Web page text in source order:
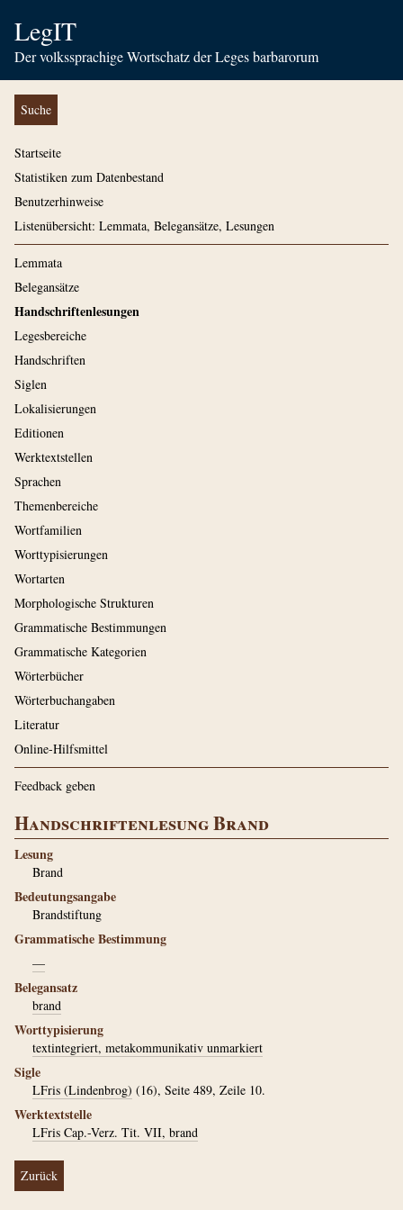
LegIT
Der volkssprachige Wortschatz der Leges barbarorum
Suche
Startseite
Statistiken zum Datenbestand
Benutzerhinweise
Listenübersicht: Lemmata, Belegansätze, Lesungen
Lemmata
Belegansätze
Handschriftenlesungen
Legesbereiche
Handschriften
Siglen
Lokalisierungen
Editionen
Werktextstellen
Sprachen
Themenbereiche
Wortfamilien
Worttypisierungen
Wortarten
Morphologische Strukturen
Grammatische Bestimmungen
Grammatische Kategorien
Wörterbücher
Wörterbuchangaben
Literatur
Online-Hilfsmittel
Feedback geben
Handschriftenlesung Brand
Lesung
Brand
Bedeutungsangabe
Brandstiftung
Grammatische Bestimmung
—
Belegansatz
brand
Worttypisierung
textintegriert, metakommunikativ unmarkiert
Sigle
LFris (Lindenbrog) (16), Seite 489, Zeile 10.
Werktextstelle
LFris Cap.-Verz. Tit. VII, brand
Zurück